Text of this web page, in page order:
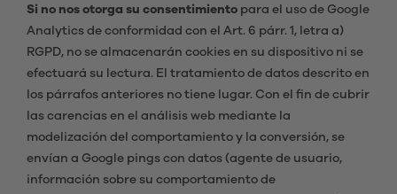
Si no nos otorga su consentimiento para el uso de Google
Analytics de conformidad con el Art. 6 párr. 1, letra a)
RGPD, no se almacenarán cookies en su dispositivo ni se
efectuará su lectura. El tratamiento de datos descrito en
los párrafos anteriores no tiene lugar. Con el fin de cubrir
las carencias en el análisis web mediante la
modelización del comportamiento y la conversión, se
envían a Google pings con datos (agente de usuario,
información sobre su comportamiento de